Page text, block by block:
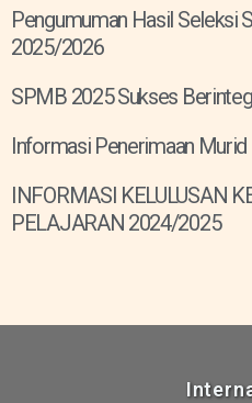
Pengumuman Hasil Seleksi
2025/2026
SPMB 2025 Sukses
Informasi Penerimaan Murid
INFORMASI KELULUSAN
PELAJARAN 2024/2025